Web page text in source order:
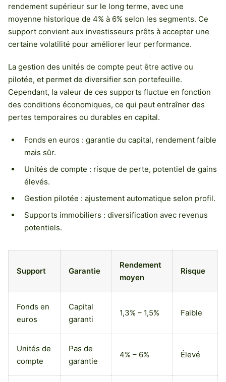
rendement supérieur sur le long terme, avec une
moyenne historique de 4% à 6% selon les segments. Ce
support convient aux investisseurs prêts à accepter une
certaine volatilité pour améliorer leur performance.
La gestion des unités de compte peut être active ou
pilotée, et permet de diversifier son portefeuille.
Cependant, la valeur de ces supports fluctue en fonction
des conditions économiques, ce qui peut entraîner des
pertes temporaires ou durables en capital.
Fonds en euros : garantie du capital, rendement faible
mais sûr.
Unités de compte : risque de perte, potentiel de gains
élevés.
Gestion pilotée : ajustement automatique selon profil.
Supports immobiliers : diversification avec revenus
potentiels.
Support Garantie
Rendement
moyen
Risque
Fonds en
euros
Capital
garanti
1,3% – 1,5% Faible
Unités de
compte
Pas de
garantie
4% – 6% Élevé